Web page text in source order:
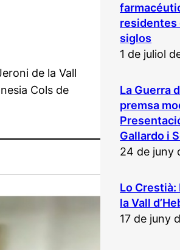
de la Vall
Cols de
residentes
siglos
1 de juliol
La Guerra
premsa
Gallardo i
24 de juny
Lo
la Vall
17 de juny